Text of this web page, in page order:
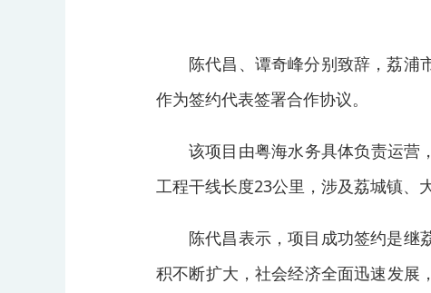
陈代昌、谭奇峰分别致辞，荔浦
作为签约代表签署合作协议。
该项目由粤海水务具体负责运营
工程干线长度23公里，涉及荔城镇、
陈代昌表示，项目成功签约是继
积不断扩大，社会经济全面迅速发展